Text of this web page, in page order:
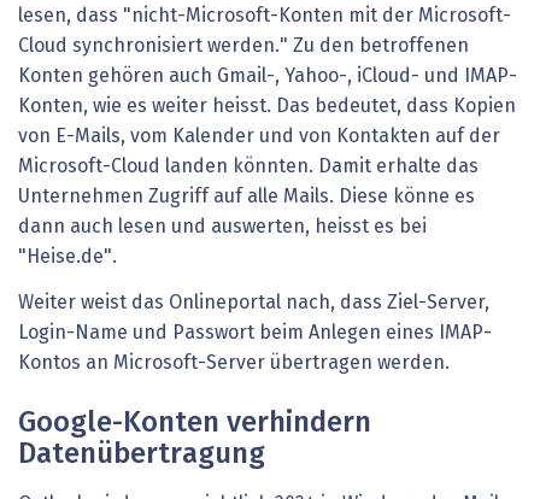
lesen, dass "nicht-Microsoft-Konten mit der Microsoft-
Cloud synchronisiert werden." Zu den betroffenen
Konten gehören auch Gmail-, Yahoo-, iCloud- und IMAP-
Konten, wie es weiter heisst. Das bedeutet, dass Kopien
von E-Mails, vom Kalender und von Kontakten auf der
Microsoft-Cloud landen könnten. Damit erhalte das
Unternehmen Zugriff auf alle Mails. Diese könne es
dann auch lesen und auswerten, heisst es bei
"Heise.de".
Weiter weist das Onlineportal nach, dass Ziel-Server,
Login-Name und Passwort beim Anlegen eines IMAP-
Kontos an Microsoft-Server übertragen werden.
Google-Konten verhindern
Datenübertragung